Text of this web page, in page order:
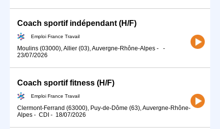
Coach sportif indépendant (H/F)
Emploi France Travail
Moulins (03000), Allier (03), Auvergne-Rhône-Alpes -
-
23/07/2026
Coach sportif fitness (H/F)
Emploi France Travail
Clermont-Ferrand (63000), Puy-de-Dôme (63), Auvergne-Rhône-
Alpes - CDI - 18/07/2026